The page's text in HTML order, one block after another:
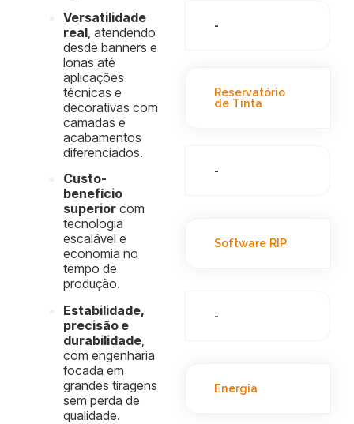
Versatilidade
real , atendendo
desde banners e
lonas até
aplicações
técnicas e
decorativas com
camadas e
acabamentos
diferenciados.
Custo-
benefício
superior com
tecnologia
escalável e
economia no
tempo de
produção.
Estabilidade,
precisão e
durabilidade
com engenharia
focada em
grandes tiragens
sem perda de
qualidade.
-
Reservatório
de Tinta
-
Software RIP
-
Energia